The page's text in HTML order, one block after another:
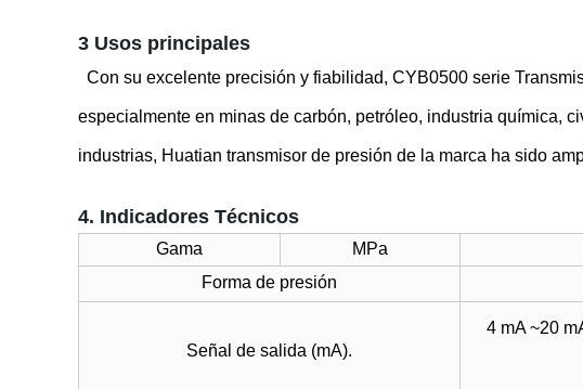
3 Usos principales
Con su excelente precisión y fiabilidad, CYB0500 serie
especialmente en minas de carbón, petróleo, industria química,
industrias, Huatian transmisor de presión de la marca ha sido
4. Indicadores Técnicos
Gama MPa
Forma de presión
Señal de salida (mA).
4 mA~20